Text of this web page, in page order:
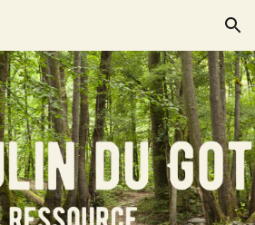
Skip to navigation